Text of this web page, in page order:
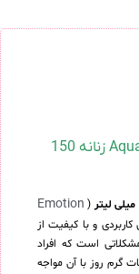
اسپری دئودورانت ایموشن مدل Aqua Kiss زنانه 150
(
Emotion
و با کیفیت از
است که افراد
گرم روز با آن مواجه